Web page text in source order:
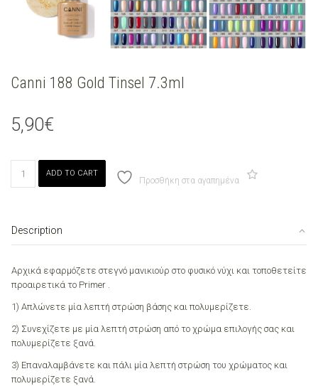
Canni 188 Gold Tinsel 7.3ml
5,90€
188
quantity
ADD TO CART
Προσθήκη στα αγαπημένα
Description
Αρχικά εφαρμόζετε στεγνό μανικιούρ στο φυσικό νύχι και τοποθετείτε
προαιρετικά το Primer .
1) Απλώνετε μία λεπτή στρώση βάσης και πολυμερίζετε.
2) Συνεχίζετε με μία λεπτή στρώση από το χρώμα επιλογής σας και
πολυμερίζετε ξανά.
3) Επαναλαμβάνετε και πάλι μία λεπτή στρώση του χρώματος και
πολυμερίζετε ξανά.